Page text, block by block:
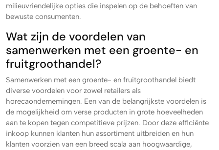
milieuvriendelijke opties die inspelen op de behoeften van
bewuste consumenten.
Wat zijn de voordelen van
samenwerken met een groente- en
fruitgroothandel?
Samenwerken met een groente- en fruitgroothandel biedt
diverse voordelen voor zowel retailers als
horecaondernemingen. Een van de belangrijkste voordelen is
de mogelijkheid om verse producten in grote hoeveelheden
aan te kopen tegen competitieve prijzen. Door deze efficiënte
inkoop kunnen klanten hun assortiment uitbreiden en hun
klanten voorzien van een breed scala aan hoogwaardige,